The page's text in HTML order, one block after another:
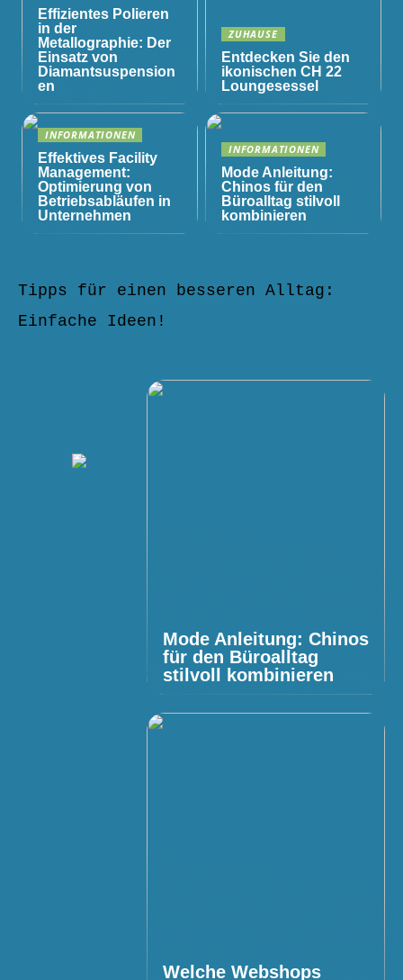
Effizientes Polieren
in der
Metallographie: Der
Einsatz von
Diamantsuspension
en
ZUHAUSE
Entdecken Sie den
ikonischen CH 22
Loungesessel
INFORMATIONEN
Effektives Facility
Management:
Optimierung von
Betriebsabläufen in
Unternehmen
INFORMATIONEN
Mode Anleitung:
Chinos für den
Büroalltag stilvoll
kombinieren
Tipps für einen besseren Alltag:
Einfache Ideen!
Mode Anleitung: Chinos
für den Büroalltag
stilvoll kombinieren
Welche Webshops